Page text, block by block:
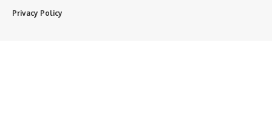
Privacy Policy